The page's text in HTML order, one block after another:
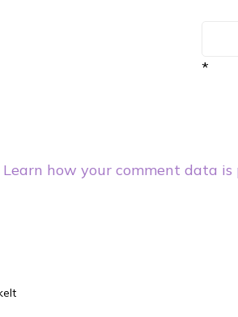
*
Learn how your comment data is